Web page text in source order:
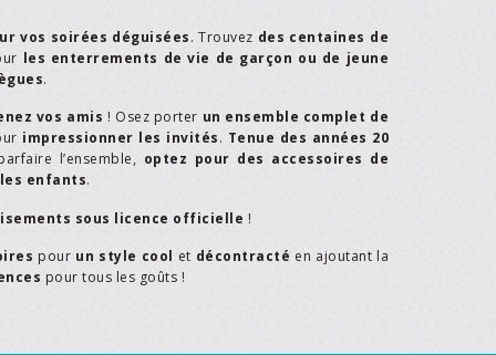
vos soirées déguisées. Trouvez des centaines de
les enterrements de vie de garçon ou de jeune
.
vos amis ! Osez porter un ensemble complet de
impressionner les invités. Tenue des années 20
l’ensemble, optez pour des accessoires de
les enfants.
sous licence officielle !
pour un style cool et décontracté en ajoutant la
pour tous les goûts !